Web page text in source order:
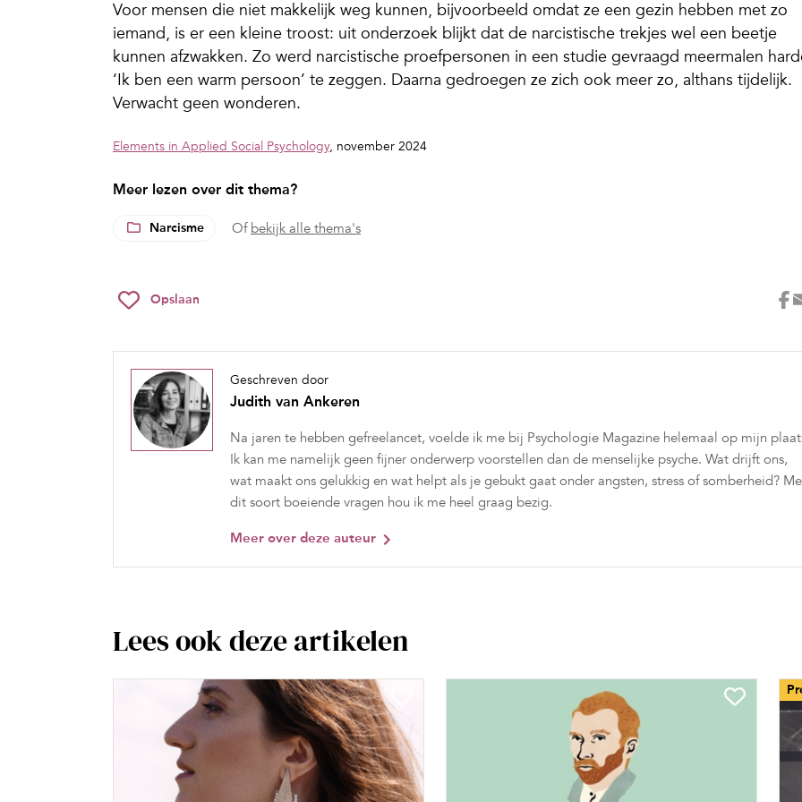
Voor mensen die niet makkelijk weg kunnen, bijvoorbeeld omdat ze een gezin hebben met zo
iemand, is er een kleine troost: uit onderzoek blijkt dat de narcistische trekjes wel een beetje
kunnen afzwakken. Zo werd narcistische proefpersonen in een studie gevraagd meermalen
‘Ik ben een warm persoon’ te zeggen. Daarna gedroegen ze zich ook meer zo, althans tijdelijk.
Verwacht geen wonderen.
Elements in Applied Social Psychology, november 2024
Meer lezen over dit thema?
Narcisme Of bekijk alle thema's
Opslaan
Geschreven door
Judith van Ankeren
Na jaren te hebben gefreelancet, voelde ik me bij Psychologie Magazine helemaal op mijn
Ik kan me namelijk geen fijner onderwerp voorstellen dan de menselijke psyche. Wat drijft ons,
wat maakt ons gelukkig en wat helpt als je gebukt gaat onder angsten, stress of somberheid?
dit soort boeiende vragen hou ik me heel graag bezig.
Meer over deze auteur
Lees ook deze artikelen